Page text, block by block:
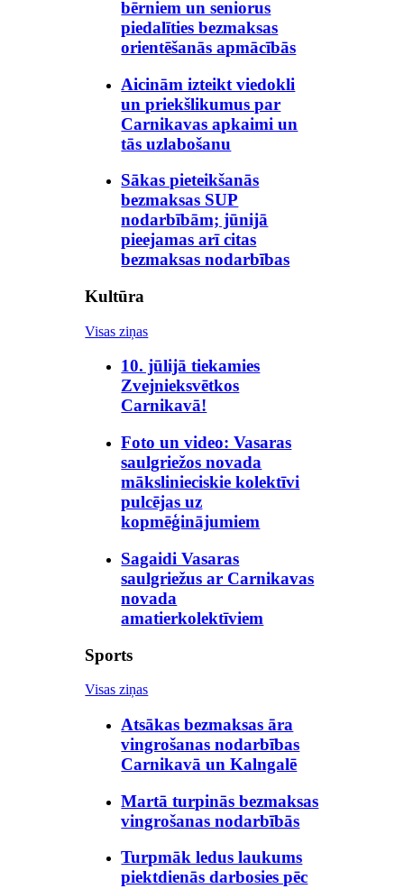
bērniem un seniorus
piedalīties bezmaksas
orientēšanās apmācībās
Aicinām izteikt viedokli
un priekšlikumus par
Carnikavas apkaimi un
tās uzlabošanu
Sākas pieteikšanās
bezmaksas SUP
nodarbībām; jūnijā
pieejamas arī citas
bezmaksas nodarbības
Kultūra
Visas ziņas
10. jūlijā tiekamies
Zvejnieksvētkos
Carnikavā!
Foto un video: Vasaras
saulgriežos novada
mākslinieciskie kolektīvi
pulcējas uz
kopmēģinājumiem
Sagaidi Vasaras
saulgriežus ar Carnikavas
novada
amatierkolektīviem
Sports
Visas ziņas
Atsākas bezmaksas āra
vingrošanas nodarbības
Carnikavā un Kalngalē
Martā turpinās bezmaksas
vingrošanas nodarbībās
Turpmāk ledus laukums
piektdienās darbosies pēc